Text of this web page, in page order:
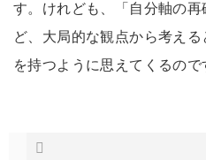
す。けれども、「自分軸の
ど、大局的な観点から考え
を持つように思えてくるので